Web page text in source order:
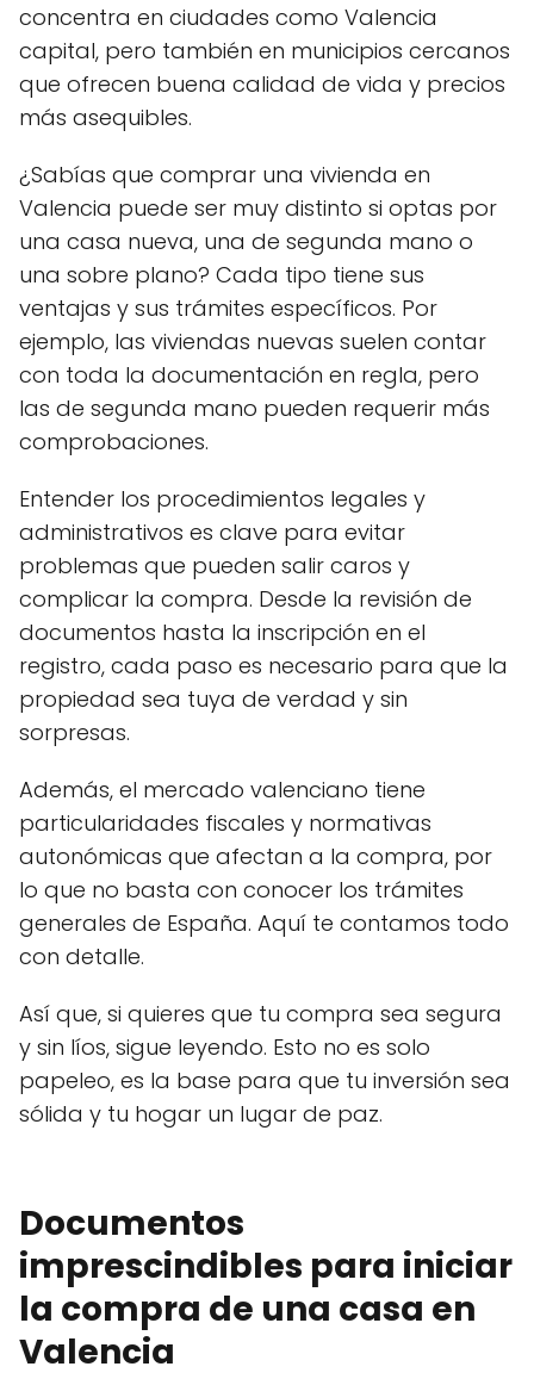
concentra en ciudades como Valencia
capital, pero también en municipios cercanos
que ofrecen buena calidad de vida y precios
más asequibles.
¿Sabías que comprar una vivienda en
Valencia puede ser muy distinto si optas por
una casa nueva, una de segunda mano o
una sobre plano? Cada tipo tiene sus
ventajas y sus trámites específicos. Por
ejemplo, las viviendas nuevas suelen contar
con toda la documentación en regla, pero
las de segunda mano pueden requerir más
comprobaciones.
Entender los procedimientos legales y
administrativos es clave para evitar
problemas que pueden salir caros y
complicar la compra. Desde la revisión de
documentos hasta la inscripción en el
registro, cada paso es necesario para que la
propiedad sea tuya de verdad y sin
sorpresas.
Además, el mercado valenciano tiene
particularidades fiscales y normativas
autonómicas que afectan a la compra, por
lo que no basta con conocer los trámites
generales de España. Aquí te contamos todo
con detalle.
Así que, si quieres que tu compra sea segura
y sin líos, sigue leyendo. Esto no es solo
papeleo, es la base para que tu inversión sea
sólida y tu hogar un lugar de paz.
Documentos
imprescindibles para iniciar
la compra de una casa en
Valencia